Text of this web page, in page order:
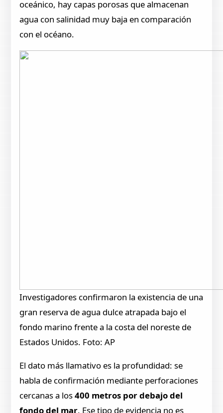
oceánico, hay capas porosas que almacenan
agua con salinidad muy baja en comparación
con el océano.
Investigadores confirmaron la existencia de una
gran reserva de agua dulce atrapada bajo el
fondo marino frente a la costa del noreste de
Estados Unidos. Foto: AP
El dato más llamativo es la profundidad: se
habla de confirmación mediante perforaciones
cercanas a los400 metros por debajo del
fondo del mar. Ese tipo de evidencia no es